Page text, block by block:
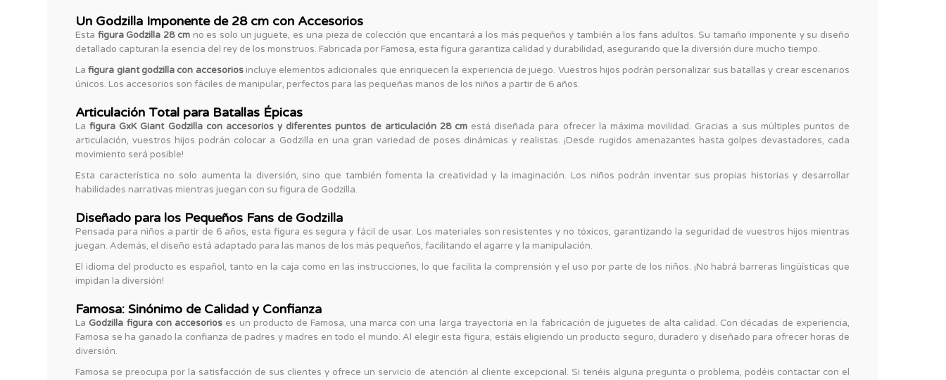
Un Godzilla Imponente de 28 cm con Accesorios
Esta figura Godzilla 28 cmno es solo un juguete, es una pieza de colección que encantará a los más pequeños y también a los fans adultos. Su tamaño imponente y su diseño
detallado capturan la esencia del rey de los monstruos. Fabricada por Famosa, esta figura garantiza calidad y durabilidad, asegurando que la diversión dure mucho tiempo.
Lafigura giant godzilla con accesoriosincluye elementos adicionales que enriquecen la experiencia de juego. Vuestros hijos podrán personalizar sus batallas y crear escenarios
únicos. Los accesorios son fáciles de manipular, perfectos para las pequeñas manos de los niños a partir de 6 años.
Articulación Total para Batallas Épicas
Lafigura GxK Giant Godzilla con accesorios y diferentes puntos de articulación 28 cm está diseñada para ofrecer la máxima movilidad. Gracias a sus múltiples puntos de
articulación, vuestros hijos podrán colocar a Godzilla en una gran variedad de poses dinámicas y realistas. ¡Desde rugidos amenazantes hasta golpes devastadores, cada
movimiento será posible!
Esta característica no solo aumenta la diversión, sino que también fomenta la creatividad y la imaginación. Los niños podrán inventar sus propias historias y desarrollar
habilidades narrativas mientras juegan con su figura de Godzilla.
Diseñado para los Pequeños Fans de Godzilla
Pensada para niños a partir de 6 años, esta figura es segura y fácil de usar. Los materiales son resistentes y no tóxicos, garantizando la seguridad de vuestros hijos mientras
juegan. Además, el diseño está adaptado para las manos de los más pequeños, facilitando el agarre y la manipulación.
El idioma del producto es español, tanto en la caja como en las instrucciones, lo que facilita la comprensión y el uso por parte de los niños. ¡No habrá barreras lingüísticas que
impidan la diversión!
Famosa: Sinónimo de Calidad y Confianza
La Godzilla figura con accesorios es un producto de Famosa, una marca con una larga trayectoria en la fabricación de juguetes de alta calidad. Con décadas de experiencia,
Famosa se ha ganado la confianza de padres y madres en todo el mundo. Al elegir esta figura, estáis eligiendo un producto seguro, duradero y diseñado para ofrecer horas de
diversión.
Famosa se preocupa por la satisfacción de sus clientes y ofrece un servicio de atención al cliente excepcional. Si tenéis alguna pregunta o problema, podéis contactar con el